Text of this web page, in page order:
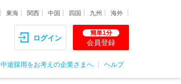
東海 関西 中国 四国 九州 海外
ログイン
簡単1分
会員登録
中途採用をお考えの企業さまへ ヘルプ